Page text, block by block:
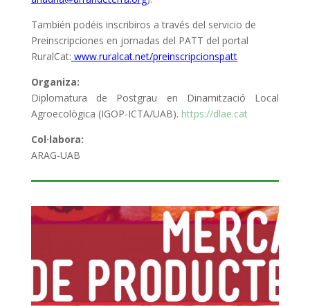
También podéis inscribiros a través del servicio de
Preinscripciones en jornadas del PATT del portal
RuralCat: www.ruralcat.net/preinscripcionspatt
Organiza:
Diplomatura de Postgrau en Dinamització Local
Agroecològica (IGOP-ICTA/UAB). https://dlae.cat
Col·labora:
ARAG-UAB